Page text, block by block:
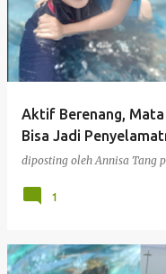
t
Aktif Berenang, Mata
Bisa Jadi
diposting olehAnnisa Tang
1